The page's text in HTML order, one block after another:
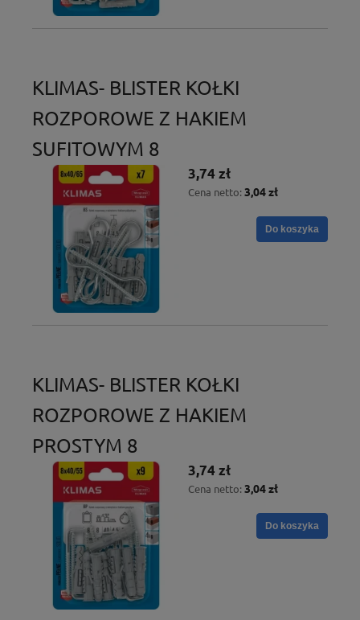
KLIMAS- BLISTER KOŁKI
ROZPOROWE Z HAKIEM
SUFITOWYM 8
3,74 zł
Cena netto: 3,04 zł
Do koszyka
KLIMAS- BLISTER KOŁKI
ROZPOROWE Z HAKIEM
PROSTYM 8
3,74 zł
Cena netto: 3,04 zł
Do koszyka